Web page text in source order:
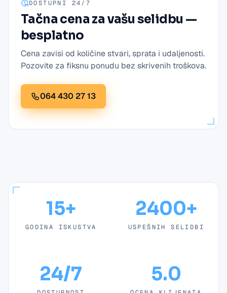
DOSTUPNI 24/7
Tačna cena za vašu selidbu —
besplatno
Cena zavisi od količine stvari, sprata i udaljenosti.
Pozovite za fiksnu ponudu bez skrivenih troškova.
064 430 27 13
15+
GODINA ISKUSTVA
2400+
USPEŠNIH SELIDBI
24/7 5.0